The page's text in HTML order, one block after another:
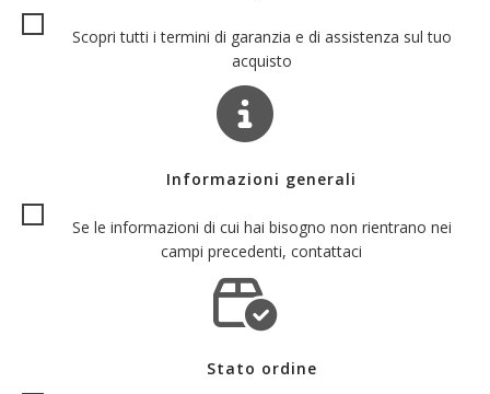
Scopri tutti i termini di garanzia e di assistenza sul tuo
acquisto
Informazioni generali
Se le informazioni di cui hai bisogno non rientrano nei
campi precedenti, contattaci
Stato ordine